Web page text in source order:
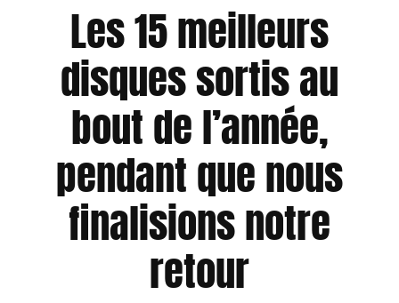
Les 15 meilleurs
disques sortis au
bout de l’année,
pendant que nous
finalisions notre
retour